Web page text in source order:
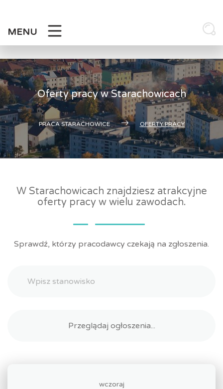
MENU
Oferty pracy w Starachowicach
PRACA STARACHOWICE OFERTY PRACY
W Starachowicach znajdziesz atrakcyjne
oferty pracy w wielu zawodach.
Sprawdź, którzy pracodawcy czekają na zgłoszenia.
wczoraj